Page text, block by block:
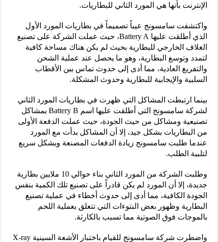
الإنترنت بأنها هي المورد الثاني للبطاريات.
واكتشفت سامسونج عيباً تصميماً في بطاريات المورد الأول
الذي أطلقت عليها Battery A، حيث عملت الشركة على تصنيع
الغلاف الخارجي للبطارية بحيث لم يكن هناك مساحة كافية
لتمدد وتوسع البطارية، وهو ما يحصل عند عملية الشحن
والتفريغ العادية، مما أدى إلى حدوث تماس بين الأقطاب
السلبية والإيجابية للبطارية وحدوث المشكلة.
بينما ارتبطت المشاكل التي ظهرت في بطاريات المورد الثاني
لشركة سامسونج التي أطلقت عليها اسم Battery B بمشاكل
تصنيعية ومشاكل من حيث الجودة، حيث عملت الدفعة الأولى
من البطاريات بشكل جيد، إلا أن المشاكل بدأت مع المورد
عندما طلبت سامسونج زيادة الدفعات المصنعة وبشكل سريع
لتلبية الطلب.
وطلبت الشركة من المورد الثاني بناء حوالي 10 ملايين بطارية
جديدة، إلا أن المورد لم يكن قادراً على تصنيع تلك الكمية بنفس
الجودة الكافية، مما أدى إلى حدوث أخطاء في عملية تصنيع
البطارية وظهور بعض النتوءات التي تتعلق بعملية اللحم
بالموجات فوق الصوتية مما تسبب بالكارثة.
واضطرت شركة سامسونج للقيام باختبار الأشعة السينية X-ray